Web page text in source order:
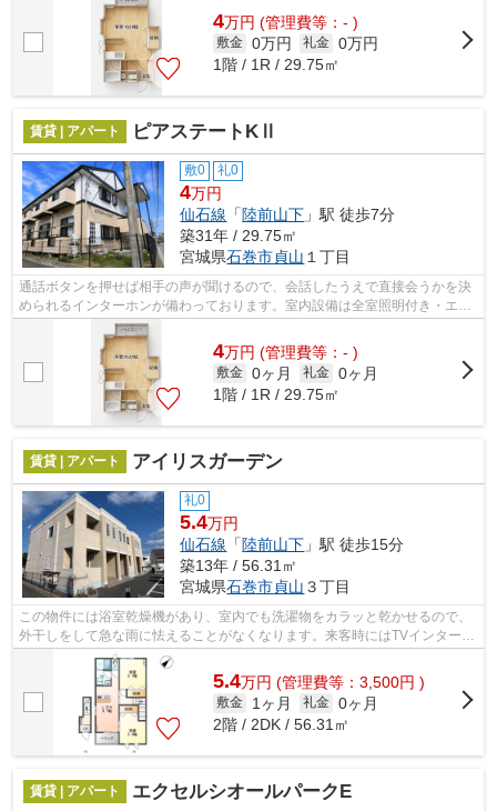
4万円 (管理費等：- )
敷金 0万円 礼金 0万円
1階 / 1R / 29.75㎡
賃貸 | アパート ピアステートKⅡ
敷0 礼0
4万円
仙石線 「陸前山下 」駅 徒歩7分
築31年 / 29.75㎡
宮城県石巻市貞山 １丁目
通話ボタンを押せば相手の声が聞けるので、会話したうえで直接会うかを決
められるインターホンが備わっております。室内設備は全室照明付き・エア
コン・ネット使用料不要など大変充実...
4万円 (管理費等：- )
敷金 0ヶ月 礼金 0ヶ月
1階 / 1R / 29.75㎡
賃貸 | アパート アイリスガーデン
礼0
5.4万円
仙石線 「陸前山下 」駅 徒歩15分
築13年 / 56.31㎡
宮城県石巻市貞山 ３丁目
この物件には浴室乾燥機があり、室内でも洗濯物をカラッと乾かせるので、
外干しをして急な雨に怯えることがなくなります。来客時にはTVインターホ
ンで訪問者の顔を確認することがきる...
5.4万円 (管理費等：3,500円 )
敷金 1ヶ月 礼金 0ヶ月
2階 / 2DK / 56.31㎡
賃貸 | アパート エクセルシオールパークE